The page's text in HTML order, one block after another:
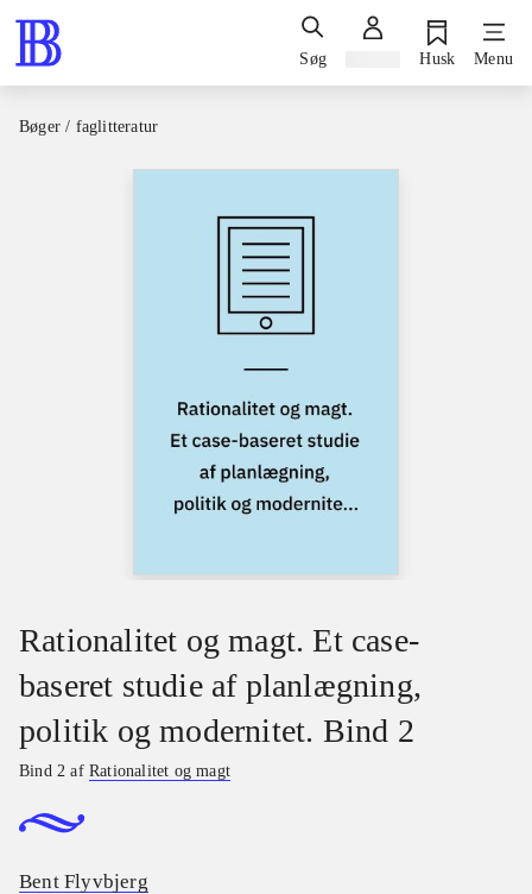
Søg Husk Menu
Bøger / faglitteratur
Rationalitet og magt. Et case-
baseret studie af planlægning,
politik og modernitet. Bind 2
Bind 2 afRationalitet og magt
Bent Flyvbjerg